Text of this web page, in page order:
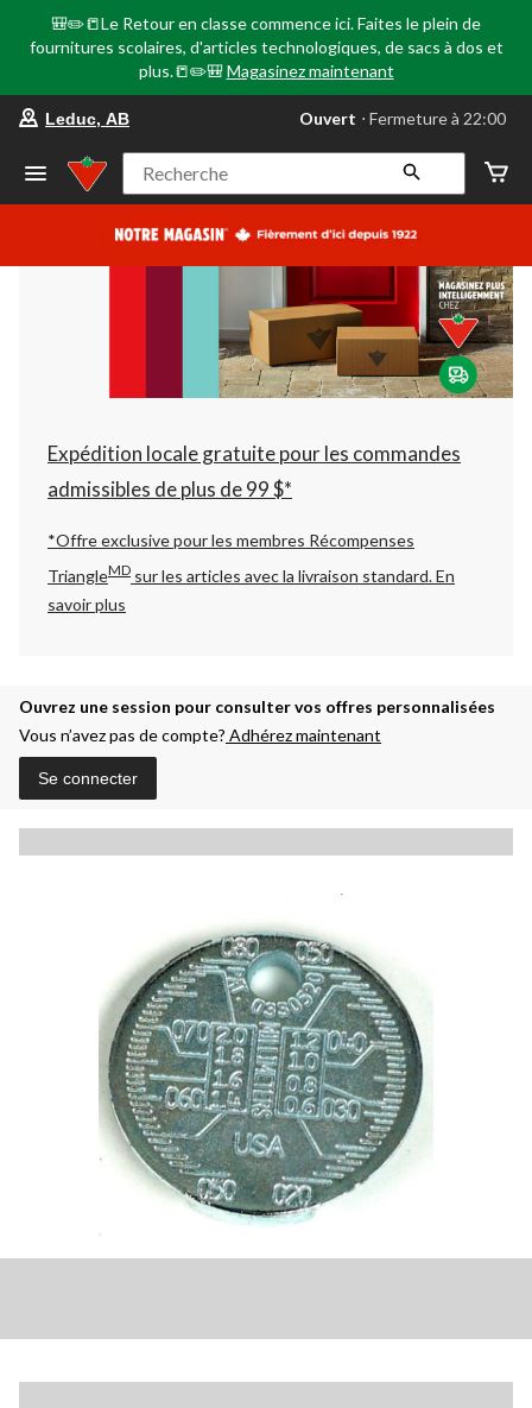
🎒✏️📒Le Retour en classe commence ici. Faites le plein de
fournitures scolaires, d'articles technologiques, de sacs à dos et
plus.📒✏️🎒 Magasinez maintenant
votre
préféré
Leduc,
AB,
courament
Fermeture
à
22:00
cliquer
pour
changer
Leduc, AB Ouvert ⋅ Fermeture à 22:00
Recherche
Expédition locale gratuite pour les commandes
admissibles de plus de 99 $*
*Offre exclusive pour les membres Récompenses
TriangleMD sur les articles avec la livraison standard.En
savoir plus
Ouvrez une session pour consulter vos offres personnalisées
Vous n’avez pas de compte? Adhérez maintenant
Se connecter